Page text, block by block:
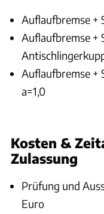
Auflaufbremse +
Auflaufbremse +
Auflaufbremse +
a=1,0
Kosten &
Zulassung
Prüfung und
Euro